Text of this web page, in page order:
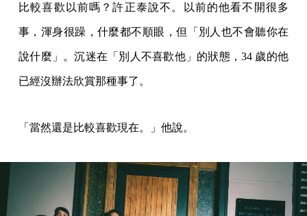
比較喜歡以前嗎？許正泰說不。以前的他看不開很多
事，渾身很躁，什麼都不順眼，但「別人也不會聽你在
說什麼」。沉迷在「別人不喜歡他」的狀態，34 歲的他
已經沒辦法欣賞那種事了。
「當然還是比較喜歡現在。」他說。